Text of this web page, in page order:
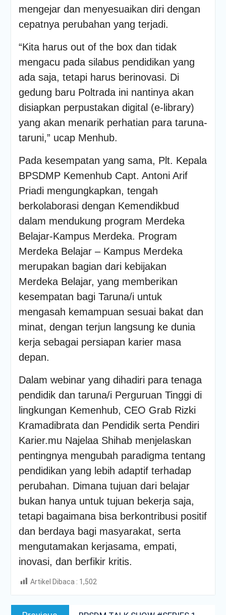
mengejar dan menyesuaikan diri dengan
cepatnya perubahan yang terjadi.
“Kita harus out of the box dan tidak
mengacu pada silabus pendidikan yang
ada saja, tetapi harus berinovasi. Di
gedung baru Poltrada ini nantinya akan
disiapkan perpustakan digital (e-library)
yang akan menarik perhatian para taruna-
taruni,” ucap Menhub.
Pada kesempatan yang sama, Plt. Kepala
BPSDMP Kemenhub Capt. Antoni Arif
Priadi mengungkapkan, tengah
berkolaborasi dengan Kemendikbud
dalam mendukung program Merdeka
Belajar-Kampus Merdeka. Program
Merdeka Belajar – Kampus Merdeka
merupakan bagian dari kebijakan
Merdeka Belajar, yang memberikan
kesempatan bagi Taruna/i untuk
mengasah kemampuan sesuai bakat dan
minat, dengan terjun langsung ke dunia
kerja sebagai persiapan karier masa
depan.
Dalam webinar yang dihadiri para tenaga
pendidik dan taruna/i Perguruan Tinggi di
lingkungan Kemenhub, CEO Grab Rizki
Kramadibrata dan Pendidik serta Pendiri
Karier.mu Najelaa Shihab menjelaskan
pentingnya mengubah paradigma tentang
pendidikan yang lebih adaptif terhadap
perubahan. Dimana tujuan dari belajar
bukan hanya untuk tujuan bekerja saja,
tetapi bagaimana bisa berkontribusi positif
dan berdaya bagi masyarakat, serta
mengutamakan kerjasama, empati,
inovasi, dan berfikir kritis.
Artikel Dibaca : 1,502
Post